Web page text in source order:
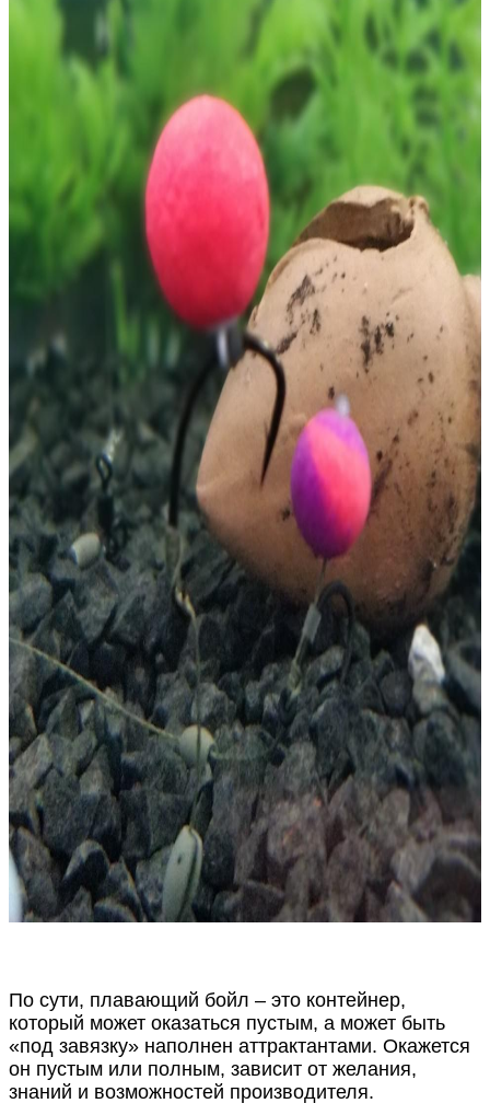
По сути, плавающий бойл – это контейнер,
который может оказаться пустым, а может быть
«под завязку» наполнен аттрактантами. Окажется
он пустым или полным, зависит от желания,
знаний и возможностей производителя.